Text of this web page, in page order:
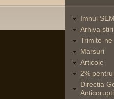
Imnul
Arhiva stiri
Trimite-ne
Marsuri
Articole
2%
Directia